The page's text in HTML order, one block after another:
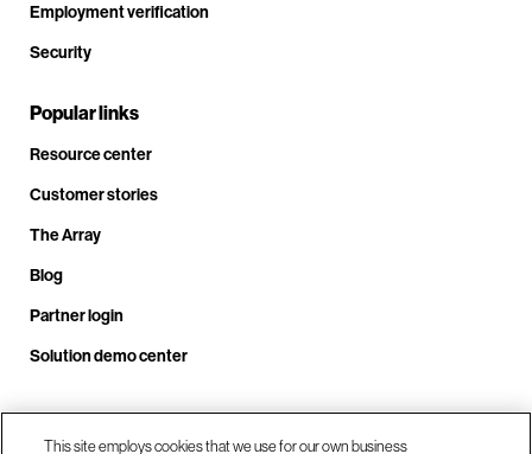
Employment verification
Security
Popular links
Resource center
Customer stories
The Array
Blog
Partner login
Solution demo center
Call us at +1.678.403.3035
This site employs cookies that we use for our own business